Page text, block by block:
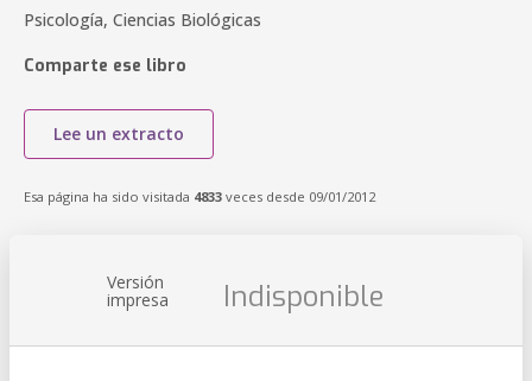
Psicología, Ciencias Biológicas
Comparte ese libro
Lee un extracto
Esa página ha sido visitada 4833 veces desde 09/01/2012
Versión
impresa Indisponible